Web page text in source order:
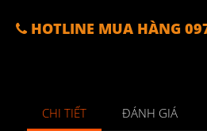
HOTLINE MUA HÀNG
CHI TIẾT ĐÁNH GIÁ